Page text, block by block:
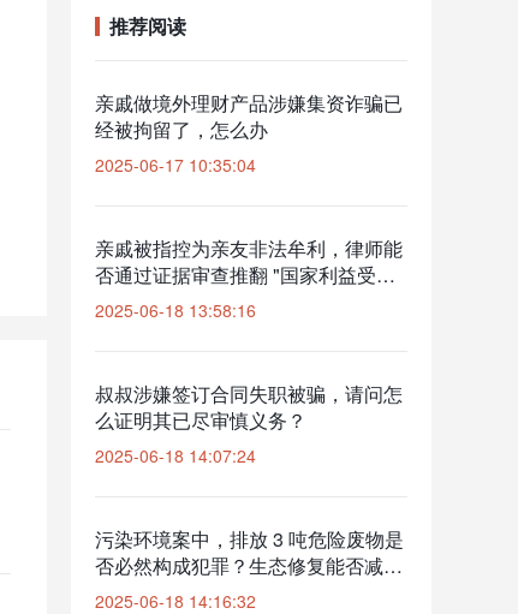
推荐阅读
亲戚做境外理财产品涉嫌集资诈骗已
经被拘留了，怎么办
2025-06-17 10:35:04
亲戚被指控为亲友非法牟利，律师能
否通过证据审查推翻 "国家利益受损"
认定？
2025-06-18 13:58:16
叔叔涉嫌签订合同失职被骗，请问怎
么证明其已尽审慎义务？
2025-06-18 14:07:24
污染环境案中，排放 3 吨危险废物是
否必然构成犯罪？生态修复能否减轻
处罚？
2025-06-18 14:16:32